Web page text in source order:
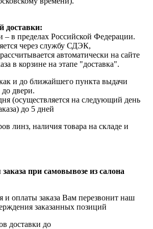
доставки:
– в пределах Российской Федерации.
через службу СДЭК,
автоматически на сайте
в корзине на этапе "доставка".
и до ближайшего пункта выдачи
двери.
(осуществляется на следующий день
до 5 дней
линз, наличия товара на складе и
при самовывозе из салона
и оплаты заказа Вам перезвонит наш
заказанных позиций
доставки до